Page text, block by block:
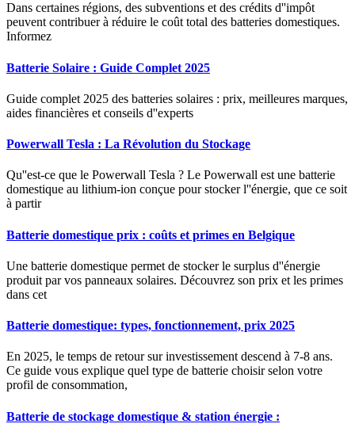
Dans certaines régions, des subventions et des crédits d''impôt
peuvent contribuer à réduire le coût total des batteries domestiques.
Informez
Batterie Solaire : Guide Complet 2025
Guide complet 2025 des batteries solaires : prix, meilleures marques,
aides financières et conseils d''experts
Powerwall Tesla : La Révolution du Stockage
Qu''est-ce que le Powerwall Tesla ? Le Powerwall est une batterie
domestique au lithium-ion conçue pour stocker l''énergie, que ce soit
à partir
Batterie domestique prix : coûts et primes en Belgique
Une batterie domestique permet de stocker le surplus d''énergie
produit par vos panneaux solaires. Découvrez son prix et les primes
dans cet
Batterie domestique: types, fonctionnement, prix 2025
En 2025, le temps de retour sur investissement descend à 7-8 ans.
Ce guide vous explique quel type de batterie choisir selon votre
profil de consommation,
Batterie de stockage domestique & station énergie :